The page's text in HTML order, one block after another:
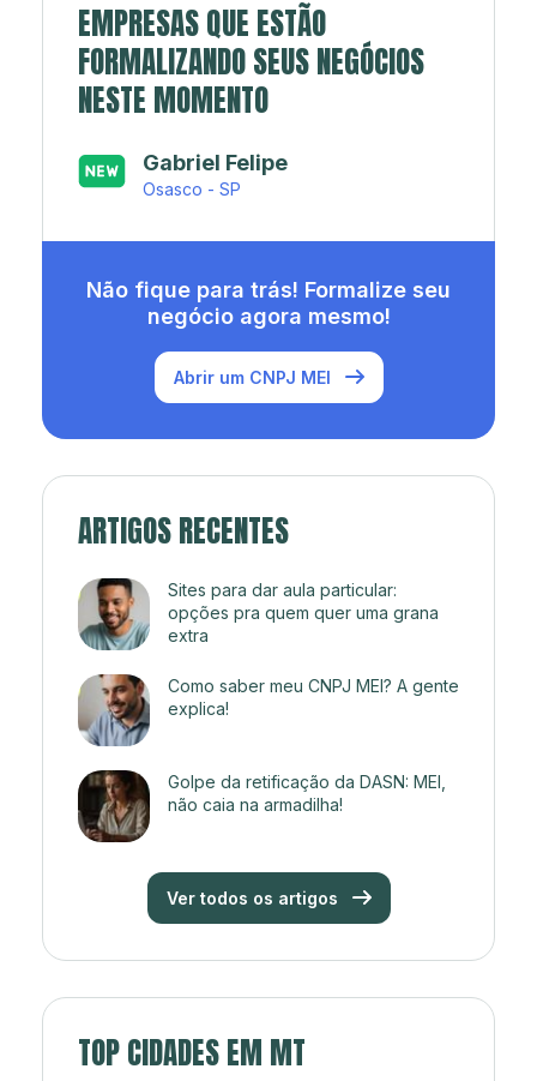
EMPRESAS QUE ESTÃO
FORMALIZANDO SEUS NEGÓCIOS
NESTE MOMENTO
Japa’s açaí e sorveteria
Rio de Janeiro - RJ
Não fique para trás! Formalize seu
negócio agora mesmo!
Abrir um CNPJ MEI
ARTIGOS RECENTES
Sites para dar aula particular:
opções pra quem quer uma grana
extra
Como saber meu CNPJ MEI? A gente
explica!
Golpe da retificação da DASN: MEI,
não caia na armadilha!
Ver todos os artigos
TOP CIDADES EM MT